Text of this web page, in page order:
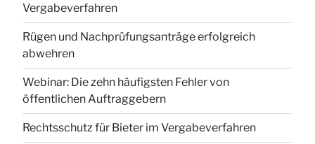
Vergabeverfahren
Rügen und Nachprüfungsanträge erfolgreich
abwehren
Webinar: Die zehn häufigsten Fehler von
öffentlichen Auftraggebern
Rechtsschutz für Bieter im Vergabeverfahren